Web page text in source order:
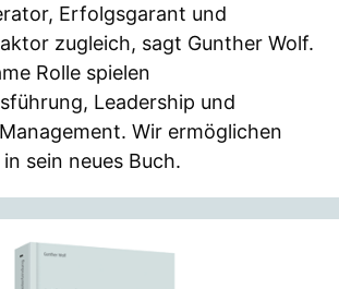
Erfolgsgarant und
zugleich, sagt Gunther Wolf.
Rolle spielen
Leadership und
Wir ermöglichen
sein neues Buch.